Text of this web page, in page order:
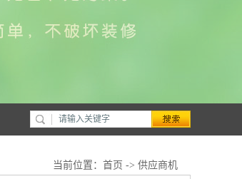
当前位置： 首页 -> 供应商机